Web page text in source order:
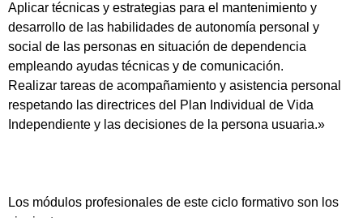
Aplicar técnicas y estrategias para el mantenimiento y
desarrollo de las habilidades de autonomía personal y
social de las personas en situación de dependencia
empleando ayudas técnicas y de comunicación.
Realizar tareas de acompañamiento y asistencia personal
respetando las directrices del Plan Individual de Vida
Independiente y las decisiones de la persona usuaria.»
Los módulos profesionales de este ciclo formativo son los